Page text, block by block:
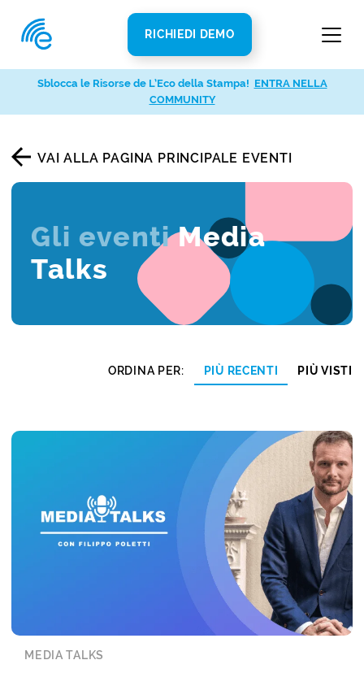
RICHIEDI DEMO
VAI ALLA PAGINA PRINCIPALE EVENTI
Gli eventiMedia
Talks
ORDINA PER: PIÙ RECENTI PIÙ VISTI
MEDIA TALKS
Sblocca le Risorse de L’Eco della Stampa! ENTRA NELLA
COMMUNITY